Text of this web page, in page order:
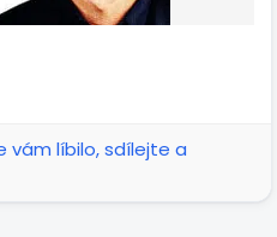
vám líbilo, sdílejte a